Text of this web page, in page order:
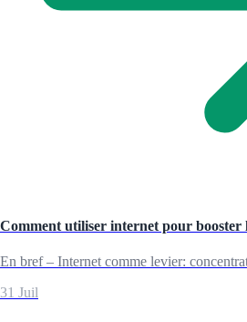
Comment utiliser internet pour
En bref – Internet comme levier:
31 Juil